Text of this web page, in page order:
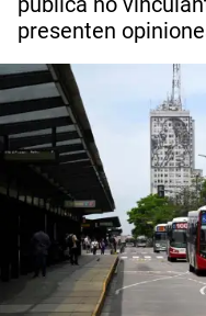
presenten